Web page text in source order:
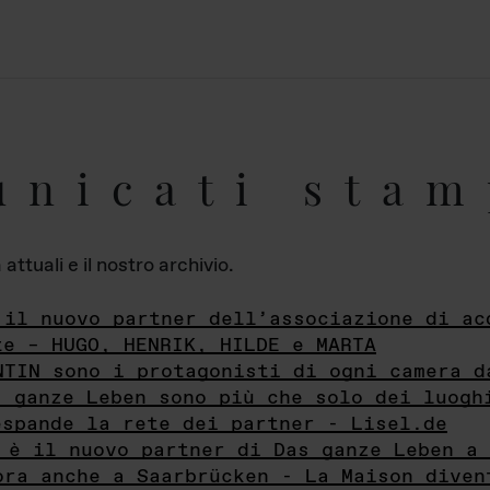
e il nostro archivio.
il nuovo partner dell’associazione di
– HUGO, HENRIK, HILDE e MARTA
sono i protagonisti di ogni camera
ganze Leben sono più che solo dei
espande la rete dei partner - Lisel.de
il nuovo partner di Das ganze Leben a
anche a Saarbrücken - La Maison